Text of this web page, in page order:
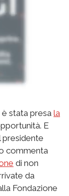
è stata presa la
E
presidente
commenta
di non
da
Fondazione